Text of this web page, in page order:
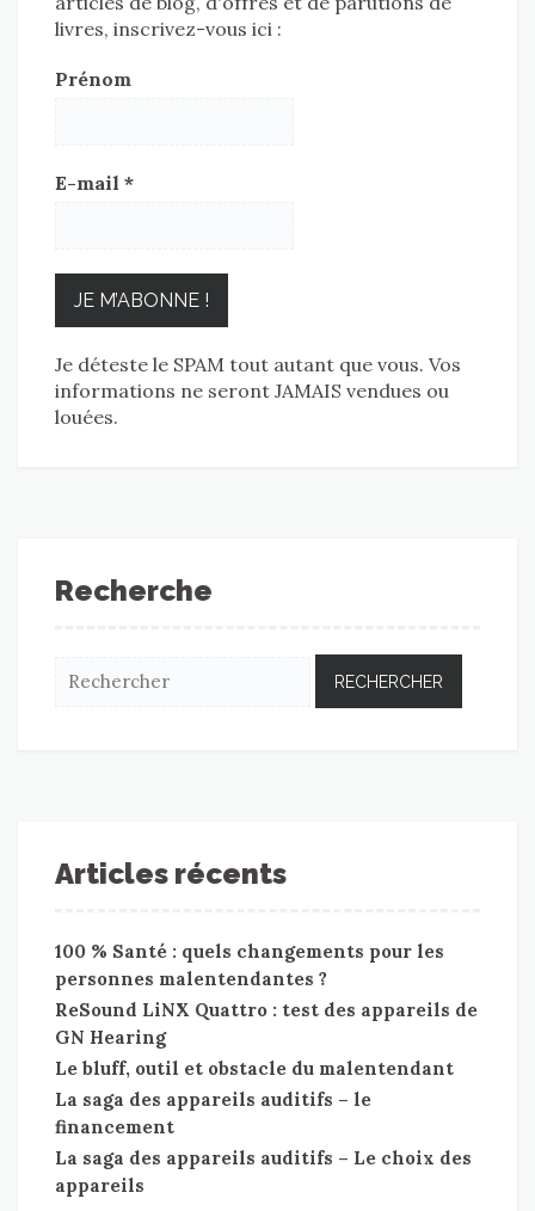
livres, inscrivez-vous ici :
Prénom
E-mail *
Je déteste le SPAM tout autant que vous. Vos
informations ne seront JAMAIS vendues ou
louées.
Recherche
Articles récents
100 % Santé : quels changements pour les
personnes malentendantes ?
ReSound LiNX Quattro : test des appareils de
GN Hearing
Le bluff, outil et obstacle du malentendant
La saga des appareils auditifs – le
financement
La saga des appareils auditifs – Le choix des
appareils